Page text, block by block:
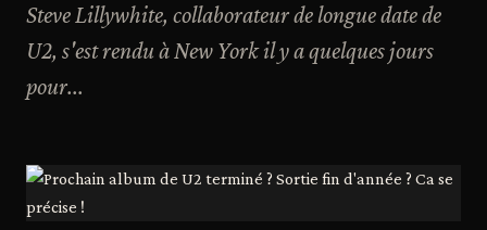
Steve Lillywhite, collaborateur de longue date de
U2, s'est rendu à New York il y a quelques jours
pour...